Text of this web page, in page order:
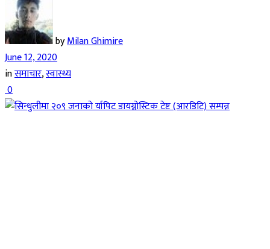
byMilan Ghimire
June 12, 2020
inसमाचार,स्वास्थ्य
0